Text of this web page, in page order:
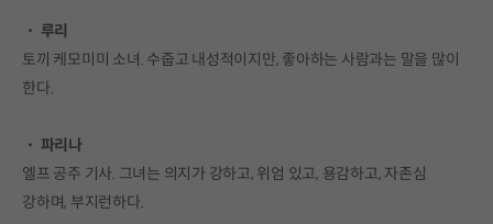
・ 루리
토끼 케모미미 소녀. 수줍고 내성적이지만, 좋아하는 사람과는 말을 많이
한다.
・ 파리나
엘프 공주 기사. 그녀는 의지가 강하고, 위엄 있고, 용감하고, 자존심
강하며, 부지런하다.